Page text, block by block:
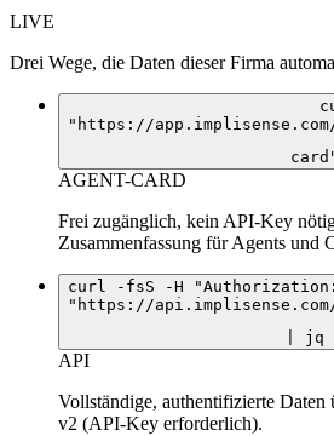
LIVE
Drei Wege, die Daten dieser Firma
"https://app.implisense.com/
AGENT-CARD
Frei zugänglich, kein API-Key
Zusammenfassung für Agents und
curl -fsS -H "Authorization:
"https://api.implisense.com/
| jq
API
Vollständige, authentifizierte Daten
v2 (API-Key erforderlich).